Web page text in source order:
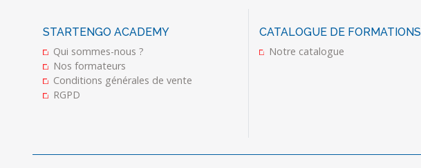
STARTENGO ACADEMY
Qui sommes-nous ?
Nos formateurs
Conditions générales de vente
RGPD
CATALOGUE DE FORMATIONS
Notre catalogue